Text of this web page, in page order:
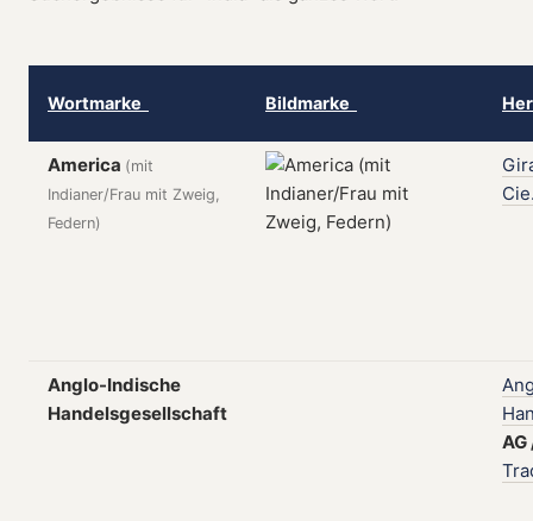
Wortmarke Bildmarke
America (mit
Indianer/Frau mit Zweig,
Federn)
Anglo-Indische
Handelsgesellschaft
AG